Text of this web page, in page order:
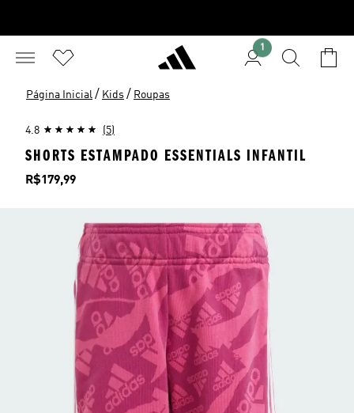
1
Página Inicial / Kids / Roupas
4.8 (5)
SHORTS ESTAMPADO ESSENTIALS INFANTIL
Preço
R$179,99